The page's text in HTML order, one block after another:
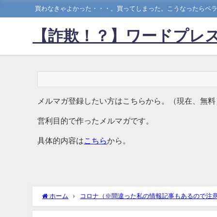
買わなきゃよかった・・・。買ってしまった。こうなったら
【詐欺！？】ワードプレ
メルマガ登録したい方はこちらから。（現在、無料
営利目的で作ったメルマガです。
具体的内容は こちらから。
ホーム
コロナ（※間違った私の情報記事もあるので注
いと同じなんで、生物兵器で死ぬよ